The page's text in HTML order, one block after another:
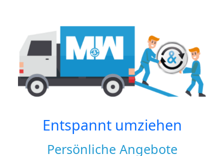
Entspannt umziehen
Persönliche Angebote